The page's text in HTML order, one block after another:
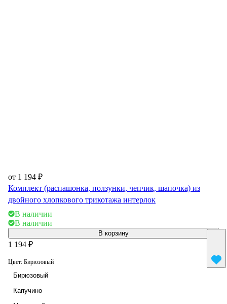
от 1 194 ₽
Комплект (распашонка, ползунки, чепчик, шапочка) из
двойного хлопкового трикотажа интерлок
В наличии
В наличии
В корзину
1 194 ₽
Цвет: Бирюзовый
Бирюзовый
Капучино